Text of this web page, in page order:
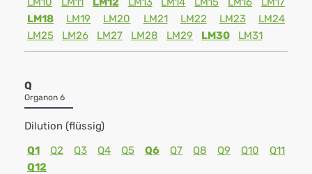
LM18
LM19 LM20 LM21 LM22 LM23
LM24
LM25
LM26 LM27 LM28 LM29 LM30 LM31
Q
Organon 6
Dilution (flüssig)
Q1
Q2 Q3 Q4 Q5 Q6 Q7 Q8 Q9 Q10
Q11
Q12